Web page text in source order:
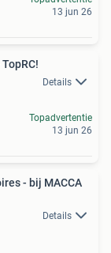
13 jun 26
Details
Topadvertentie
13 jun 26
- bij MACCA
Details